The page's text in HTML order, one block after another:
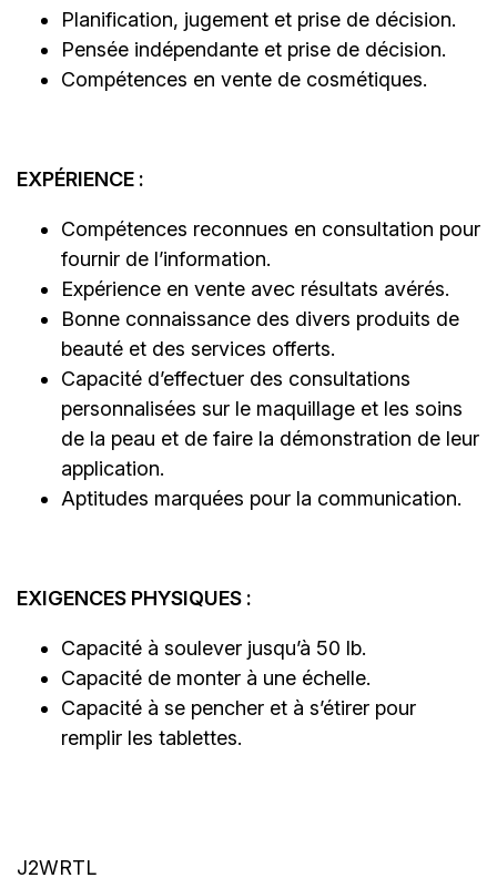
Planification, jugement et prise de décision.
Pensée indépendante et prise de décision.
Compétences en vente de cosmétiques.
EXPÉRIENCE :
Compétences reconnues en consultation pour
fournir de l’information.
Expérience en vente avec résultats avérés.
Bonne connaissance des divers produits de
beauté et des services offerts.
Capacité d’effectuer des consultations
personnalisées sur le maquillage et les soins
de la peau et de faire la démonstration de leur
application.
Aptitudes marquées pour la communication.
EXIGENCES PHYSIQUES :
Capacité à soulever jusqu’à 50 lb.
Capacité de monter à une échelle.
Capacité à se pencher et à s’étirer pour
remplir les tablettes.
J2WRTL